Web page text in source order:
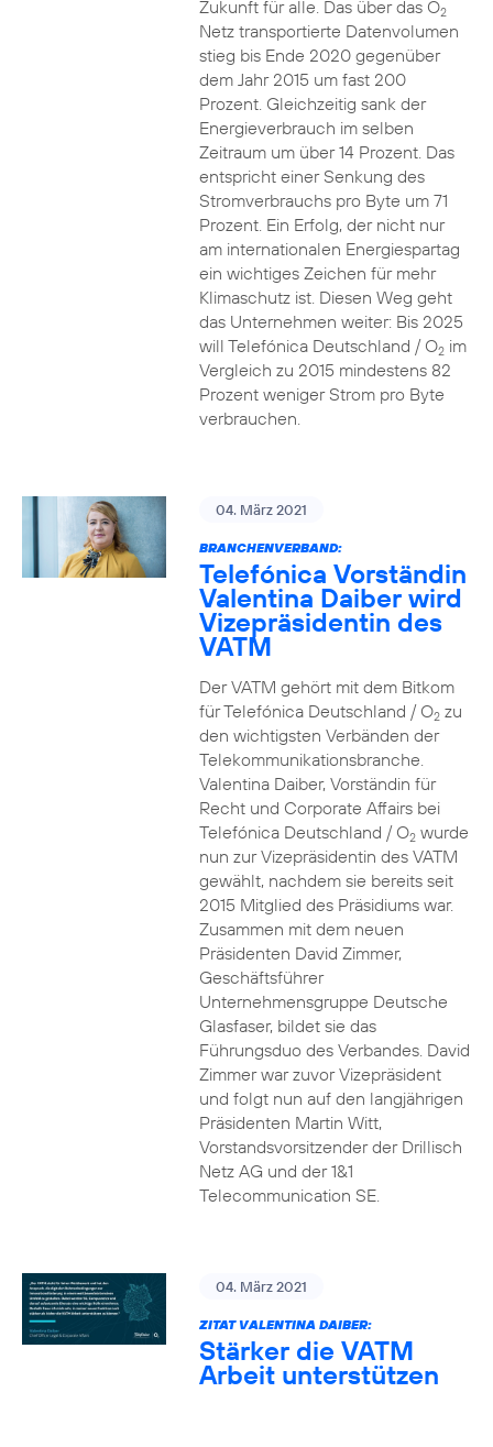
Zukunft für alle. Das über das O2
Netz transportierte Datenvolumen
stieg bis Ende 2020 gegenüber
dem Jahr 2015 um fast 200
Prozent. Gleichzeitig sank der
Energieverbrauch im selben
Zeitraum um über 14 Prozent. Das
entspricht einer Senkung des
Stromverbrauchs pro Byte um 71
Prozent. Ein Erfolg, der nicht nur
am internationalen Energiespartag
ein wichtiges Zeichen für mehr
Klimaschutz ist. Diesen Weg geht
das Unternehmen weiter: Bis 2025
will Telefónica Deutschland / O2im
Vergleich zu 2015 mindestens 82
Prozent weniger Strom pro Byte
verbrauchen.
04. März 2021
BRANCHENVERBAND:
Telefónica Vorständin
Valentina Daiber wird
Vizepräsidentin des
VATM
Der VATM gehört mit dem Bitkom
für Telefónica Deutschland / O2zu
den wichtigsten Verbänden der
Telekommunikationsbranche.
Valentina Daiber, Vorständin für
Recht und Corporate Affairs bei
Telefónica Deutschland / O2wurde
nun zur Vizepräsidentin des VATM
gewählt, nachdem sie bereits seit
2015 Mitglied des Präsidiums war.
Zusammen mit dem neuen
Präsidenten David Zimmer,
Geschäftsführer
Unternehmensgruppe Deutsche
Glasfaser, bildet sie das
Führungsduo des Verbandes. David
Zimmer war zuvor Vizepräsident
und folgt nun auf den langjährigen
Präsidenten Martin Witt,
Vorstandsvorsitzender der Drillisch
Netz AG und der 1&1
Telecommunication SE.
04. März 2021
ZITAT VALENTINA DAIBER:
Stärker die VATM
Arbeit unterstützen